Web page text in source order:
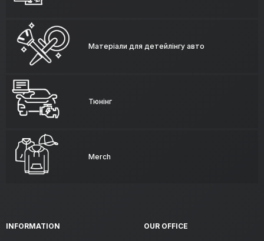
Матеріали для детейлінгу авто
Тюнінг
Merch
INFORMATION OUR OFFICE